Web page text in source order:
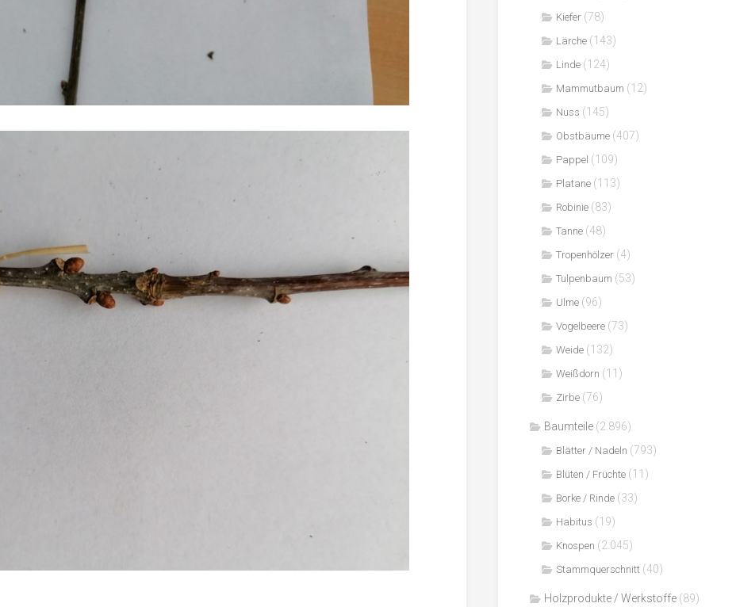
Kiefer (78)
Lärche (143)
Linde (124)
Mammutbaum (12)
Nuss (145)
Obstbäume (407)
Pappel (109)
Platane (113)
Robinie (83)
Tanne (48)
Tropenhölzer (4)
Tulpenbaum (53)
Ulme (96)
Vogelbeere (73)
Weide (132)
Weißdorn (11)
Zirbe (76)
Baumteile (2.896)
Blätter / Nadeln (793)
Blüten / Früchte (11)
Borke / Rinde (33)
Habitus (19)
Knospen (2.045)
Stammquerschnitt (40)
Holzprodukte / Werkstoffe (89)